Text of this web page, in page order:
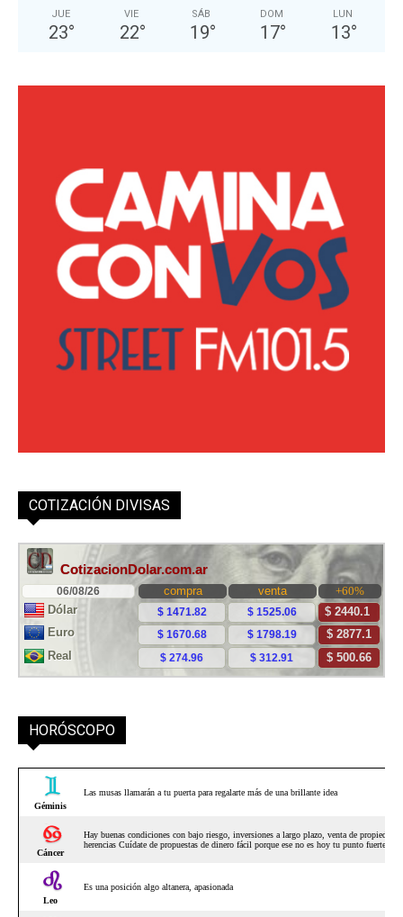
JUE
23°
VIE
22°
SÁB
19°
DOM
17°
LUN
13°
COTIZACIÓN DIVISAS
HORÓSCOPO